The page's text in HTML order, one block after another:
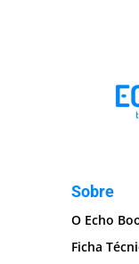
Sobre
O Echo
Ficha